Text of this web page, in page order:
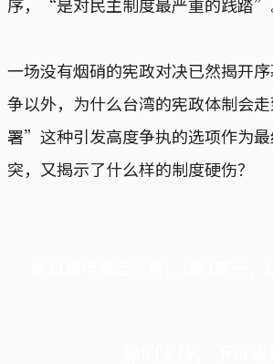
一场没有烟硝的宪政对决已然揭开
争以外，为什么台湾的宪政体制会
署”这种引发高度争执的选项作为
突，又揭示了什么样的制度硬伤？